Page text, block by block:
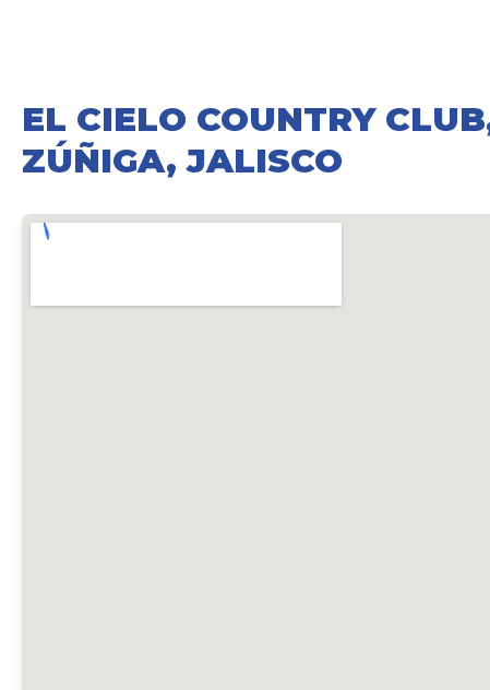
EL CIELO COUNTRY
ZÚÑIGA, JALISCO